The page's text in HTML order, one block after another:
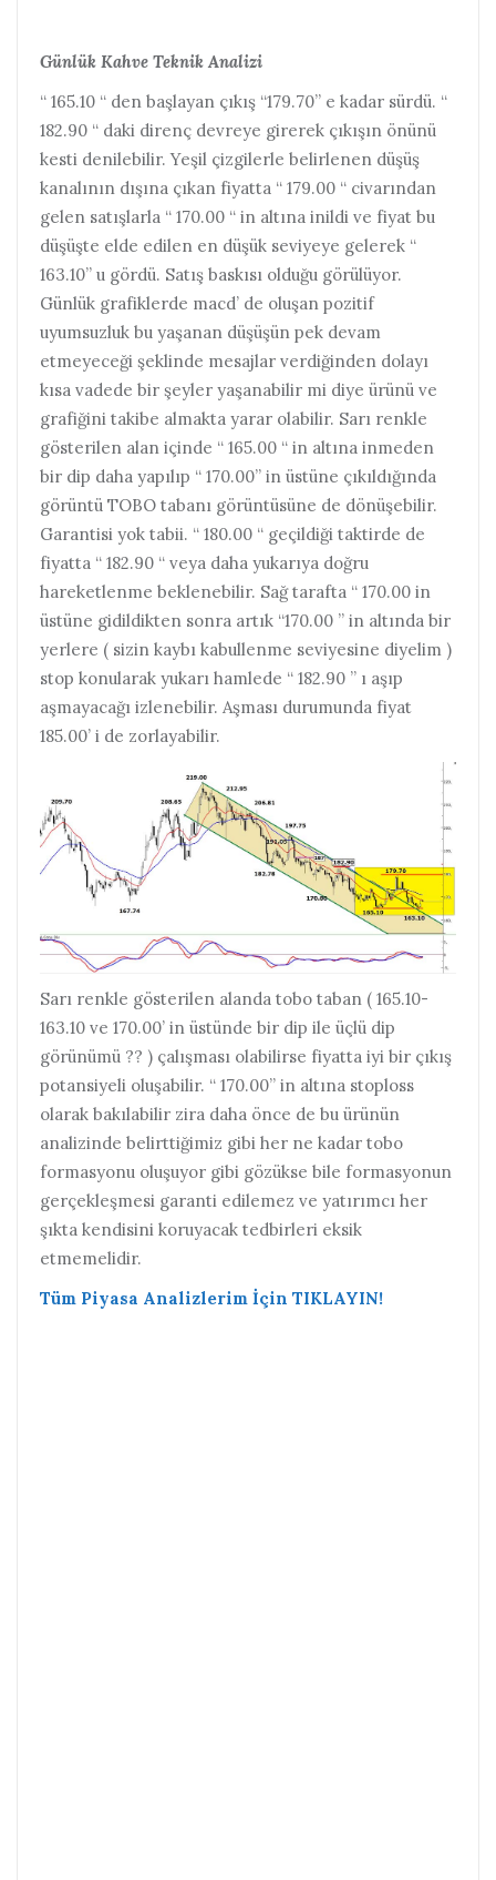
Günlük Kahve Teknik Analizi
“ 165.10 “ den başlayan çıkış “179.70” e kadar sürdü. “
182.90 “ daki direnç devreye girerek çıkışın önünü
kesti denilebilir. Yeşil çizgilerle belirlenen düşüş
kanalının dışına çıkan fiyatta “ 179.00 “ civarından
gelen satışlarla “ 170.00 “ in altına inildi ve fiyat bu
düşüşte elde edilen en düşük seviyeye gelerek “
163.10” u gördü. Satış baskısı olduğu görülüyor.
Günlük grafiklerde macd’ de oluşan pozitif
uyumsuzluk bu yaşanan düşüşün pek devam
etmeyeceği şeklinde mesajlar verdiğinden dolayı
kısa vadede bir şeyler yaşanabilir mi diye ürünü ve
grafiğini takibe almakta yarar olabilir. Sarı renkle
gösterilen alan içinde “ 165.00 “ in altına inmeden
bir dip daha yapılıp “ 170.00” in üstüne çıkıldığında
görüntü TOBO tabanı görüntüsüne de dönüşebilir.
Garantisi yok tabii. “ 180.00 “ geçildiği taktirde de
fiyatta “ 182.90 “ veya daha yukarıya doğru
hareketlenme beklenebilir. Sağ tarafta “ 170.00 in
üstüne gidildikten sonra artık “170.00 ” in altında bir
yerlere ( sizin kaybı kabullenme seviyesine diyelim )
stop konularak yukarı hamlede “ 182.90 ” ı aşıp
aşmayacağı izlenebilir. Aşması durumunda fiyat
185.00’ i de zorlayabilir.
Sarı renkle gösterilen alanda tobo taban ( 165.10-
163.10 ve 170.00’ in üstünde bir dip ile üçlü dip
görünümü ?? ) çalışması olabilirse fiyatta iyi bir çıkış
potansiyeli oluşabilir. “ 170.00” in altına stoploss
olarak bakılabilir zira daha önce de bu ürünün
analizinde belirttiğimiz gibi her ne kadar tobo
formasyonu oluşuyor gibi gözükse bile formasyonun
gerçekleşmesi garanti edilemez ve yatırımcı her
şıkta kendisini koruyacak tedbirleri eksik
etmemelidir.
Tüm Piyasa Analizlerim İçin TIKLAYIN!